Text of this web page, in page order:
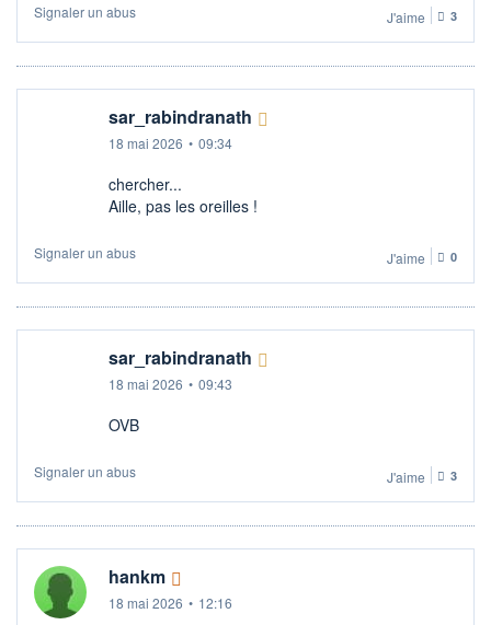
Signaler un abus J'aime 3
sar_rabindranath
18 mai 2026 • 09:34
chercher...
Aille, pas les oreilles !
Signaler un abus J'aime 0
sar_rabindranath
18 mai 2026 • 09:43
OVB
Signaler un abus J'aime 3
hankm
18 mai 2026 • 12:16